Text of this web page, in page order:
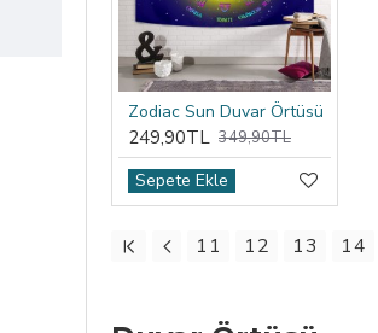
Zodiac Sun Duvar Örtüsü
249,90TL 349,90TL
Sepete Ekle
11 12 13 14